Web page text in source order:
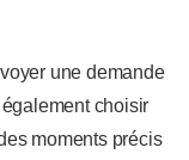
une demande
choisir
moments précis